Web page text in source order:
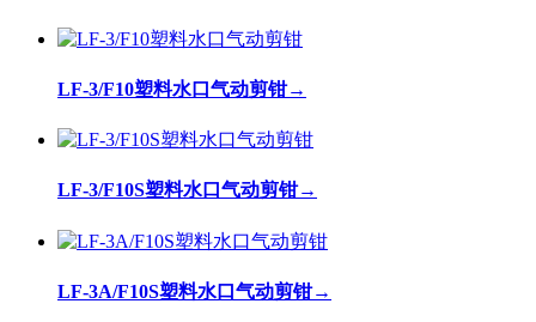
LF-3/F10塑料水口气动剪钳→
LF-3/F10S塑料水口气动剪钳→
LF-3A/F10S塑料水口气动剪钳→